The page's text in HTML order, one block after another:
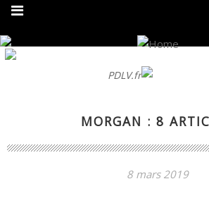
PDLV.fr
MORGAN : 8
8 mars 2019